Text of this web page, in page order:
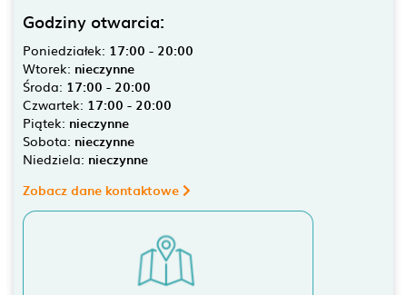
Godziny otwarcia:
Poniedziałek: 17:00 - 20:00
Wtorek: nieczynne
Środa: 17:00 - 20:00
Czwartek: 17:00 - 20:00
Piątek: nieczynne
Sobota: nieczynne
Niedziela: nieczynne
Zobacz dane kontaktowe